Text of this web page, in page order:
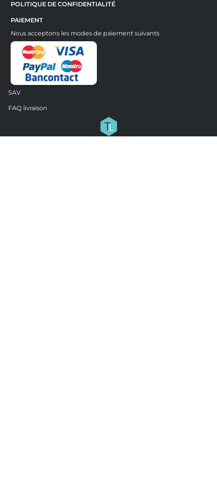
POLITIQUE DE CONFIDENTIALITÉ
PAIEMENT
Nous acceptons les modes de paiement suivants
SAV
FAQ livraison